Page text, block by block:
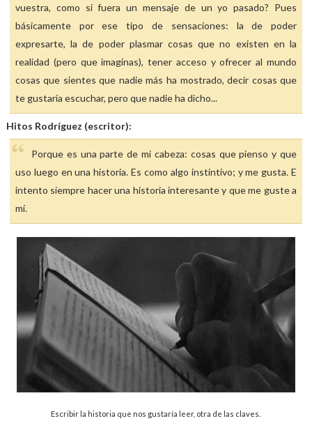
vuestra, como si fuera un mensaje de un yo pasado? Pues
básicamente por ese tipo de sensaciones: la de poder
expresarte, la de poder plasmar cosas que no existen en la
realidad (pero que imaginas), tener acceso y ofrecer al mundo
cosas que sientes que nadie más ha mostrado, decir cosas que
te gustaría escuchar, pero que nadie ha dicho...
Hitos Rodríguez (escritor):
Porque es una parte de mi cabeza: cosas que pienso y que
uso luego en una historia. Es como algo instintivo; y me gusta. E
intento siempre hacer una historia interesante y que me guste a
mí.
Escribir la historia que nos gustaría leer, otra de las claves.